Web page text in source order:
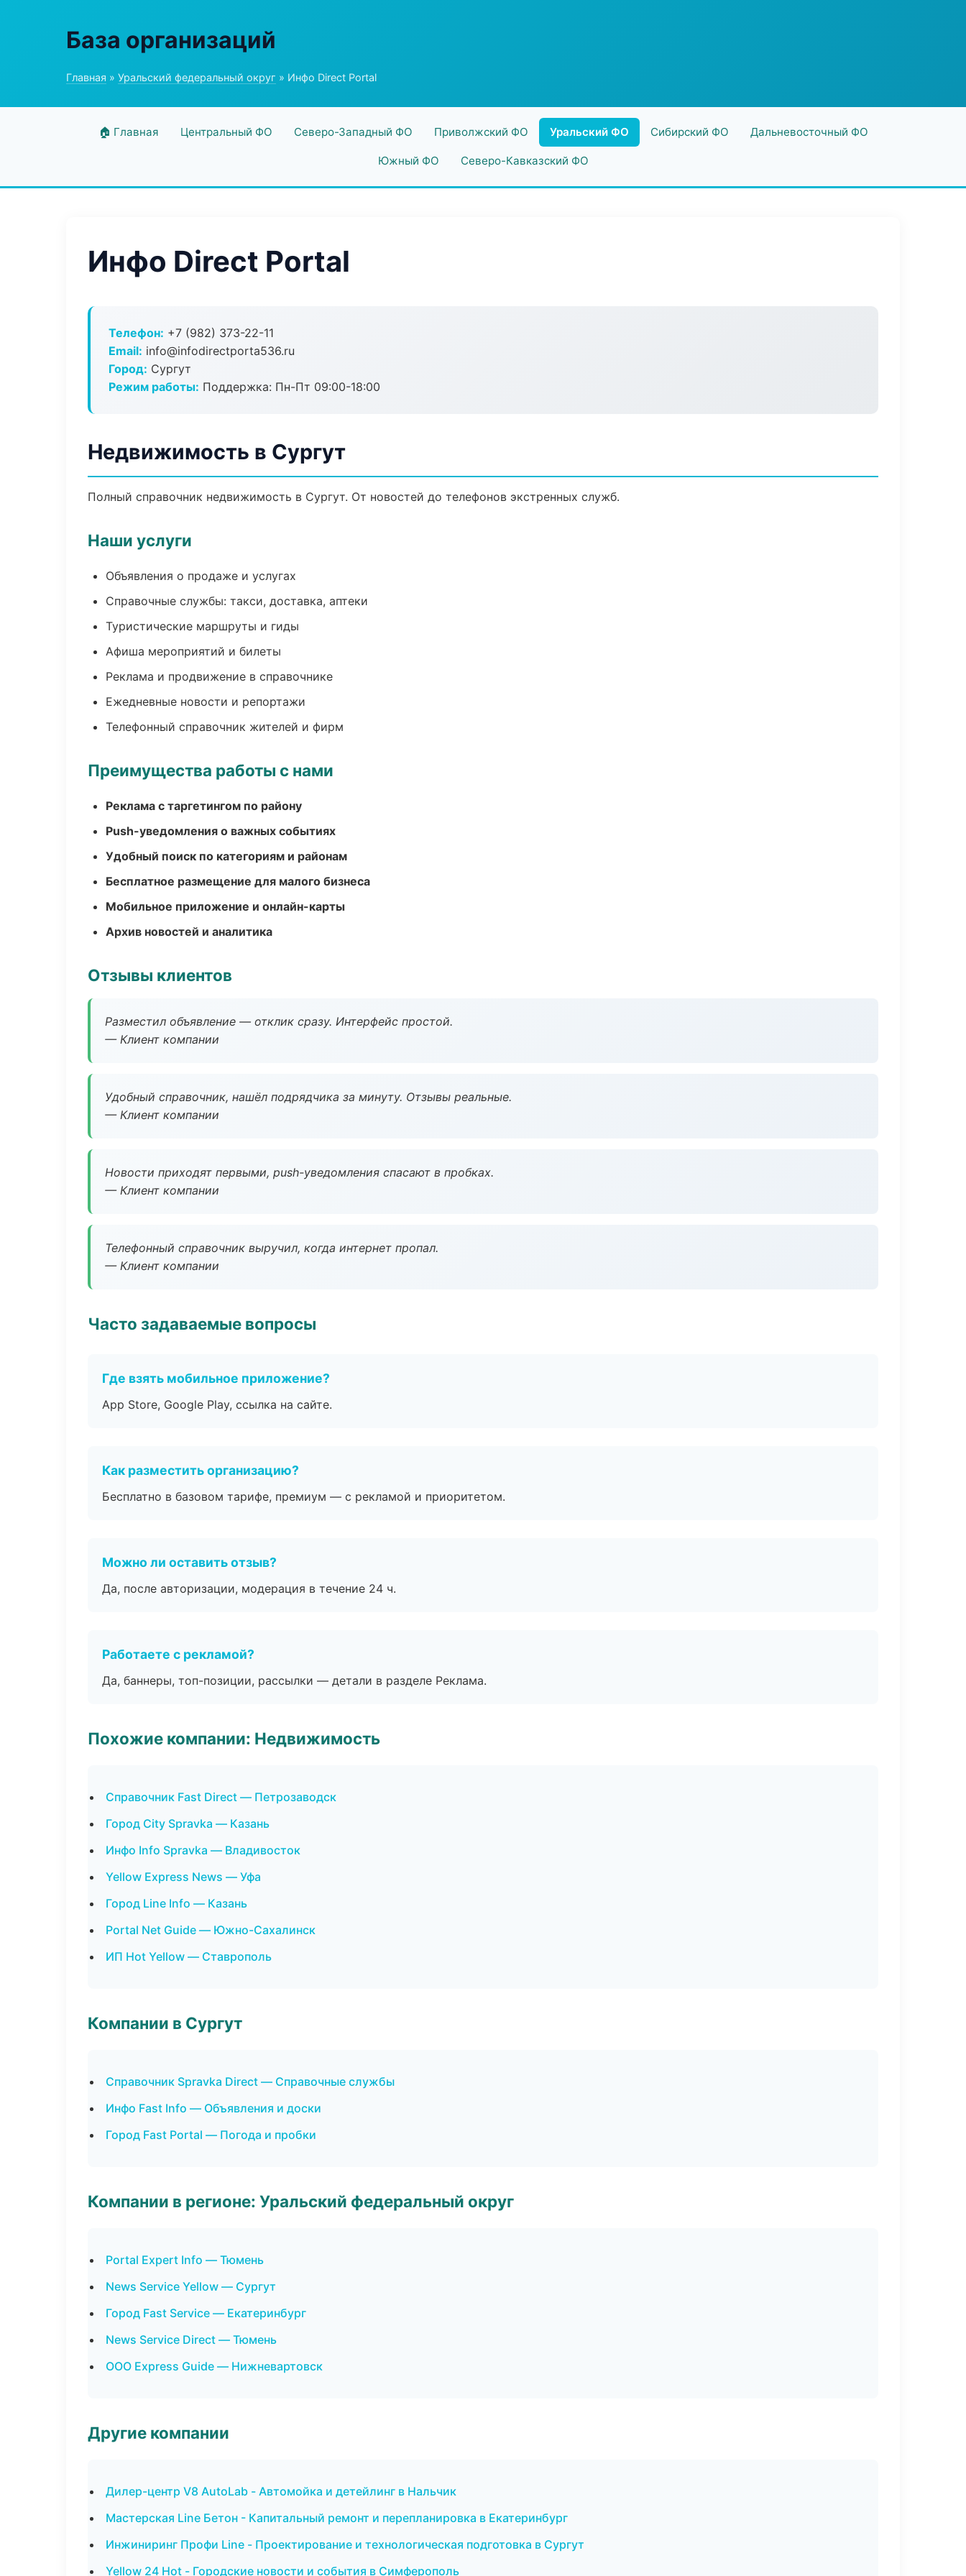
База организаций
Главная » Уральский федеральный округ » Инфо Direct Portal
🏠 Главная Центральный ФО Северо-Западный ФО Приволжский ФО Уральский ФО Сибирский ФО Дальневосточный ФО
Южный ФО Северо-Кавказский ФО
Инфо Direct Portal
Телефон: +7 (982) 373-22-11
Email: info@infodirectporta536.ru
Город: Сургут
Режим работы: Поддержка: Пн-Пт 09:00-18:00
Недвижимость в Сургут
Полный справочник недвижимость в Сургут. От новостей до телефонов экстренных служб.
Наши услуги
Объявления о продаже и услугах
Справочные службы: такси, доставка, аптеки
Туристические маршруты и гиды
Афиша мероприятий и билеты
Реклама и продвижение в справочнике
Ежедневные новости и репортажи
Телефонный справочник жителей и фирм
Преимущества работы с нами
Реклама с таргетингом по району
Push-уведомления о важных событиях
Удобный поиск по категориям и районам
Бесплатное размещение для малого бизнеса
Мобильное приложение и онлайн-карты
Архив новостей и аналитика
Отзывы клиентов
Разместил объявление — отклик сразу. Интерфейс простой.
— Клиент компании
Удобный справочник, нашёл подрядчика за минуту. Отзывы реальные.
— Клиент компании
Новости приходят первыми, push-уведомления спасают в пробках.
— Клиент компании
Телефонный справочник выручил, когда интернет пропал.
— Клиент компании
Часто задаваемые вопросы
Где взять мобильное приложение?
App Store, Google Play, ссылка на сайте.
Как разместить организацию?
Бесплатно в базовом тарифе, премиум — с рекламой и приоритетом.
Можно ли оставить отзыв?
Да, после авторизации, модерация в течение 24 ч.
Работаете с рекламой?
Да, баннеры, топ-позиции, рассылки — детали в разделе Реклама.
Похожие компании: Недвижимость
Справочник Fast Direct — Петрозаводск
Город City Spravka — Казань
Инфо Info Spravka — Владивосток
Yellow Express News — Уфа
Город Line Info — Казань
Portal Net Guide — Южно-Сахалинск
ИП Hot Yellow — Ставрополь
Компании в Сургут
Справочник Spravka Direct — Справочные службы
Инфо Fast Info — Объявления и доски
Город Fast Portal — Погода и пробки
Компании в регионе: Уральский федеральный округ
Portal Expert Info — Тюмень
News Service Yellow — Сургут
Город Fast Service — Екатеринбург
News Service Direct — Тюмень
ООО Express Guide — Нижневартовск
Другие компании
Дилер-центр V8 AutoLab - Автомойка и детейлинг в Нальчик
Мастерская Line Бетон - Капитальный ремонт и перепланировка в Екатеринбург
Инжиниринг Профи Line - Проектирование и технологическая подготовка в Сургут
Yellow 24 Hot - Городские новости и события в Симферополь